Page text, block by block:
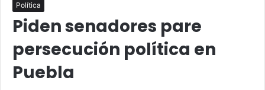
Política
Piden senadores pare
persecución política en
Puebla